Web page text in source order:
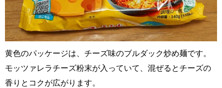
黄色のパッケージは、チーズ味のブルダック炒め麺です。
モッツァレラチーズ粉末が入っていて、混ぜるとチーズの
香りとコクが広がります。